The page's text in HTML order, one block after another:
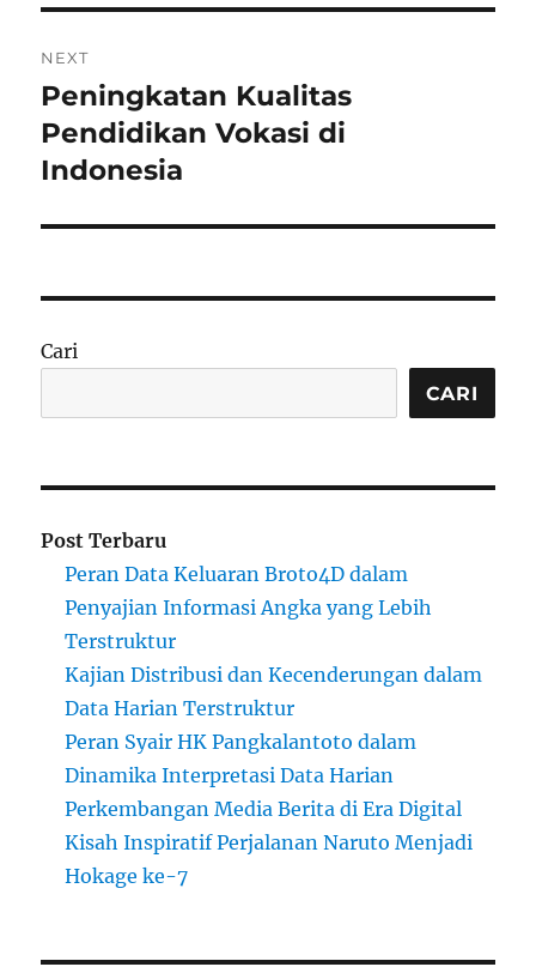
NEXT
Next
post:
Peningkatan Kualitas
Pendidikan Vokasi di
Indonesia
Cari
CARI
Post Terbaru
Peran Data Keluaran Broto4D dalam
Penyajian Informasi Angka yang Lebih
Terstruktur
Kajian Distribusi dan Kecenderungan dalam
Data Harian Terstruktur
Peran Syair HK Pangkalantoto dalam
Dinamika Interpretasi Data Harian
Perkembangan Media Berita di Era Digital
Kisah Inspiratif Perjalanan Naruto Menjadi
Hokage ke-7